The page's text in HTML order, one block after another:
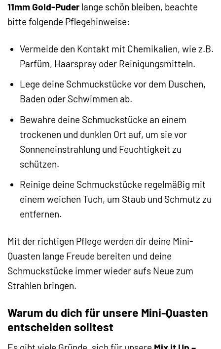
11mm Gold-Puder lange schön bleiben, beachte
bitte folgende Pflegehinweise:
Vermeide den Kontakt mit Chemikalien, wie z.B.
Parfüm, Haarspray oder Reinigungsmitteln.
Lege deine Schmuckstücke vor dem Duschen,
Baden oder Schwimmen ab.
Bewahre deine Schmuckstücke an einem
trockenen und dunklen Ort auf, um sie vor
Sonneneinstrahlung und Feuchtigkeit zu
schützen.
Reinige deine Schmuckstücke regelmäßig mit
einem weichen Tuch, um Staub und Schmutz zu
entfernen.
Mit der richtigen Pflege werden dir deine Mini-
Quasten lange Freude bereiten und deine
Schmuckstücke immer wieder aufs Neue zum
Strahlen bringen.
Warum du dich für unsere Mini-Quasten
entscheiden solltest